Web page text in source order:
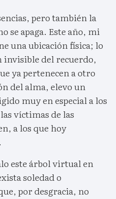
pero también la
se apaga. Este año, mi
una ubicación física; lo
invisible del recuerdo,
ya pertenecen a otro
del alma, elevo un
muy en especial a los
víctimas de las
a los que hoy
este árbol virtual en
soledad o
por desgracia, no